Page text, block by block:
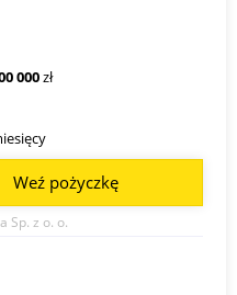
000zł
Sp. z o. o.
Weź pożyczkę